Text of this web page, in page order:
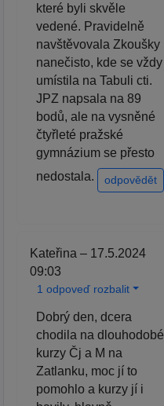
které byli skvěle
vedené. Pravidelně
navštěvovala Zkoušky
nanečisto, kde se vždy
umístila na Tabuli cti.
JPZ napsala na 89
bodů, ale na vysněné
čtyřleté pražské
gymnázium se přesto
nedostala.
odpovědět
Kateřina – 17.5.2024
09:03
1 odpoveď rozbalit
Dobrý den, dcera
chodila na dlouhodobé
kurzy Čj a M na
Zatlanku, moc jí to
pomohlo a kurzy jí i